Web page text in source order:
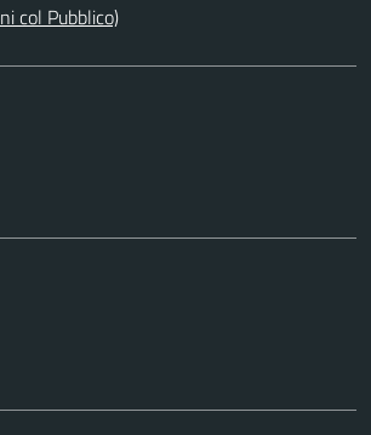
col Pubblico)